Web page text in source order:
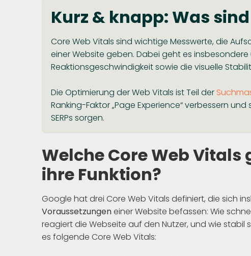
Kurz & knapp: Was
Core Web Vitals sind wichtige Messwerte, die
einer Website geben. Dabei geht es
Reaktionsgeschwindigkeit sowie die visuelle
Die Optimierung der Web Vitals ist Teil der
Ranking-Faktor „Page Experience“ verbessern
SERPs sorgen.
Welche Core Web Vitals
ihre Funktion?
Google hat drei Core Web Vitals definiert, die sich
Voraussetzungeneiner Website befassen: Wie
reagiert die Webseite auf den Nutzer, und wie stabil
es folgende Core Web Vitals: